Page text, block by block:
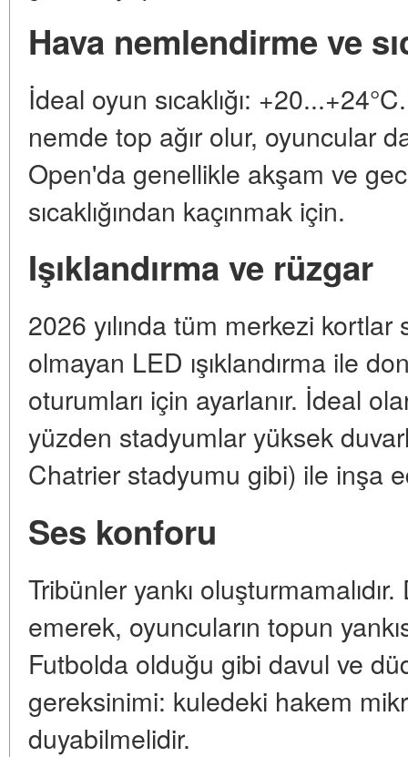
Hava nemlendirme ve
İdeal oyun sıcaklığı:
nemde top ağır olur, oyuncular
Open'da genellikle akşam ve
sıcaklığından kaçınmak için.
Işıklandırma ve rüzgar
2026 yılında tüm merkezi
olmayan LED ışıklandırma ile
oturumları için ayarlanır. İdeal
yüzden stadyumlar yüksek
Chatrier stadyumu gibi) ile inşa
Ses konforu
Tribünler yankı
emerek, oyuncuların topun
Futbolda olduğu gibi davul ve
gereksinimi: kuledeki hakem
duyabilmelidir.